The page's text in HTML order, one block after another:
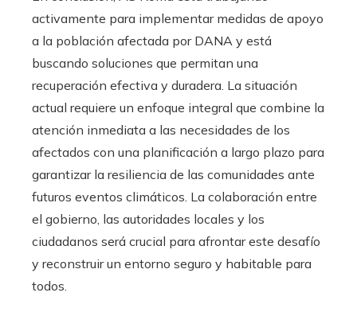
activamente para implementar medidas de apoyo
a la población afectada por DANA y está
buscando soluciones que permitan una
recuperación efectiva y duradera. La situación
actual requiere un enfoque integral que combine la
atención inmediata a las necesidades de los
afectados con una planificación a largo plazo para
garantizar la resiliencia de las comunidades ante
futuros eventos climáticos. La colaboración entre
el gobierno, las autoridades locales y los
ciudadanos será crucial para afrontar este desafío
y reconstruir un entorno seguro y habitable para
todos.